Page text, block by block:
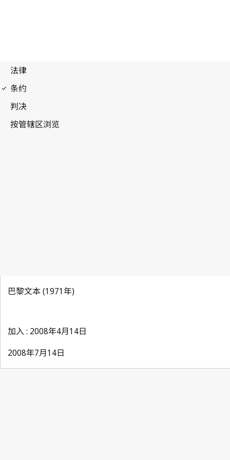
巴黎文本 (1971年)
加入 : 2008年4月14日
2008年7月14日